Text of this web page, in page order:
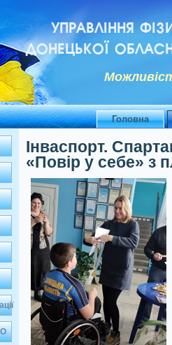
УПРАВЛІННЯ
ДОНЕЦЬКОЇ
Головна
Інваспорт.
«Повір у себе» з